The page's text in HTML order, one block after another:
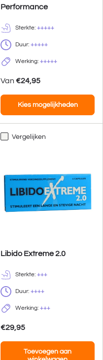
Performance
Sterkte: +++++
Duur: +++++
Werking: +++++
Van €24,95
Kies mogelijkheden
Vergelijken
Libido Extreme 2.0
Sterkte: +++
Duur: ++++
Werking: +++
€29,95
Toevoegen aan